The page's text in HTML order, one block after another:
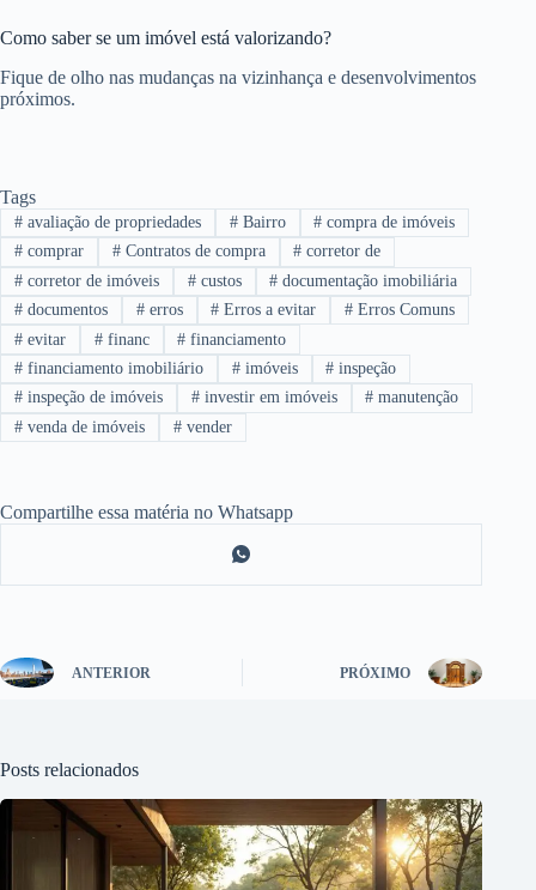
Como saber se um imóvel está valorizando?
Fique de olho nas mudanças na vizinhança e desenvolvimentos
próximos.
Tags
#avaliação de propriedades #Bairro # compra de imóveis
#comprar #Contratos de compra # corretor de
#corretor de imóveis #custos # documentação imobiliária
#documentos #erros # Erros a evitar # Erros Comuns
#evitar #financ # financiamento
#financiamento imobiliário #imóveis # inspeção
#inspeção de imóveis #investir em imóveis # manutenção
#venda de imóveis #vender
Compartilhe essa matéria no Whatsapp
ANTERIOR PRÓXIMO
Posts relacionados